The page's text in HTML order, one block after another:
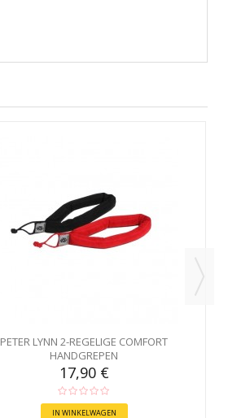
PETER LYNN 2-REGELIGE COMFORT
HANDGREPEN
17,90 €
IN WINKELWAGEN